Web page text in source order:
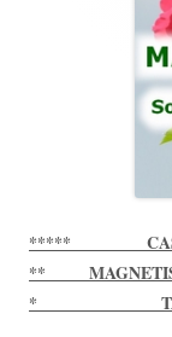
***** CAS
**
*